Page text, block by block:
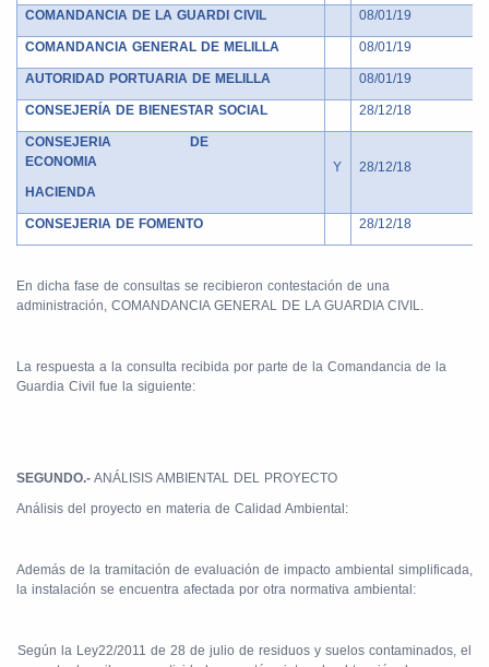
COMANDANCIA DE LA GUARDI CIVIL 08/01/19
COMANDANCIA GENERAL DE MELILLA 08/01/19
AUTORIDAD PORTUARIA DE MELILLA 08/01/19
CONSEJERÍA DE BIENESTAR SOCIAL 28/12/18
CONSEJERIA
DE
ECONOMIA
HACIENDA
Y 28/12/18
CONSEJERIA DE FOMENTO 28/12/18
En dicha fase de consultas se recibieron contestación de una
administración, COMANDANCIA GENERAL DE LA GUARDIA CIVIL.
La respuesta a la consulta recibida por parte de la Comandancia de la
Guardia Civil fue la siguiente:
SEGUNDO.- ANÁLISIS AMBIENTAL DEL PROYECTO
Análisis del proyecto en materia de Calidad Ambiental:
Además de la tramitación de evaluación de impacto ambiental simplificada,
la instalación se encuentra afectada por otra normativa ambiental:
Según la Ley22/2011 de 28 de julio de residuos y suelos contaminados, el